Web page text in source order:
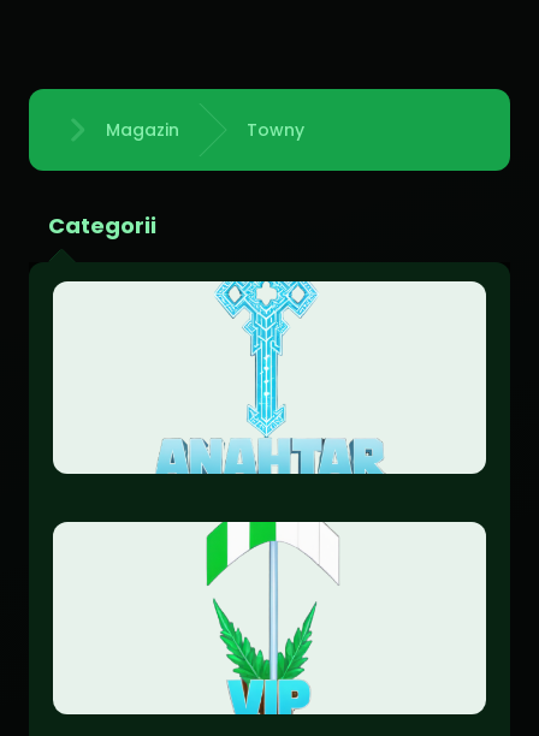
Acasă Magazin Towny
Categorii